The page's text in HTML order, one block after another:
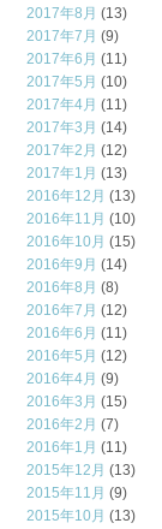
2017年8月 (13)
2017年7月 (9)
2017年6月 (11)
2017年5月 (10)
2017年4月 (11)
2017年3月 (14)
2017年2月 (12)
2017年1月 (13)
2016年12月 (13)
2016年11月 (10)
2016年10月 (15)
2016年9月 (14)
2016年8月 (8)
2016年7月 (12)
2016年6月 (11)
2016年5月 (12)
2016年4月 (9)
2016年3月 (15)
2016年2月 (7)
2016年1月 (11)
2015年12月 (13)
2015年11月 (9)
2015年10月 (13)